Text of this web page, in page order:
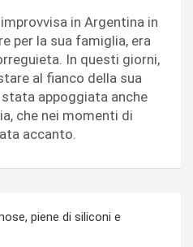
in Argentina in
per la sua famiglia, era
In questi giorni,
al fianco della sua
stata appoggiata anche
che nei momenti di
accanto.
piene di siliconi e